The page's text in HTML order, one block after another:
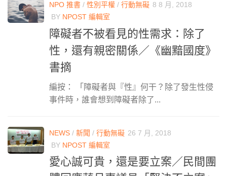
NPO 推書 / 性別平權 / 行動無礙 8 8 月, 2018
BY NPOST 編輯室
障礙者不被看見的性需求：除了
性，還有親密關係／《幽黯國度》
書摘
編按： 「障礙者與『性』何干？除了發生性侵
事件時，誰會想到障礙者除了...
NEWS / 新聞 / 行動無礙 26 7 月, 2018
BY NPOST 編輯室
愛心誠可貴，還是要立案／民間團